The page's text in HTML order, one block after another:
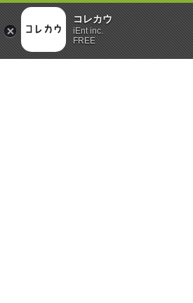
コレカウ
iEnt inc.
FREE